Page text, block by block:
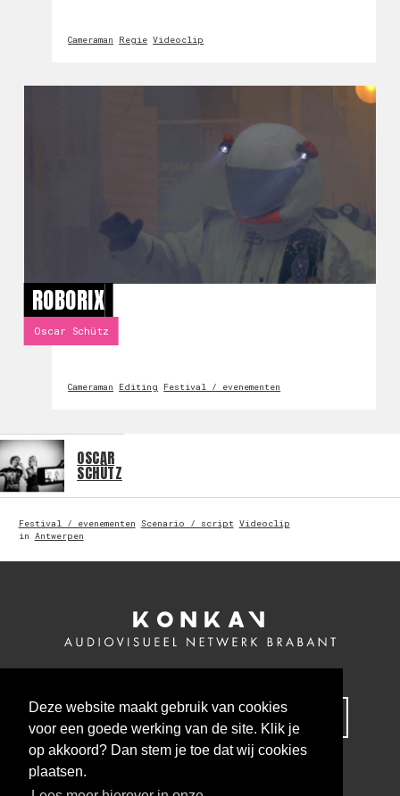
Deze website maakt gebruik van cookies
voor een goede werking van de site. Klik je
op akkoord? Dan stem je toe dat wij cookies
plaatsen.
Cameraman Regie Videoclip
ROBORIX
Oscar Schütz
Cameraman Editing Festival / evenementen
OSCAR
SCHÜTZ
Festival / evenementen Scenario / script Videoclip
in Antwerpen
MELD JE NU AAN VOOR ONZE NIEUWSBRIEF